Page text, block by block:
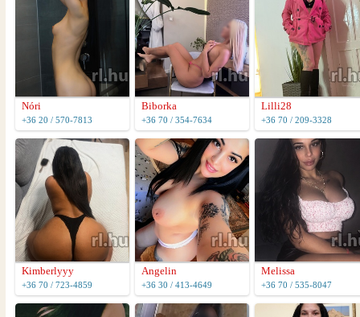
Nóri
+36 20 / 570-7813
Biborka
+36 70 / 354-7634
Lilli28
+36 70 / 209-3328
Kimberlyyy
+36 70 / 723-4859
Angelin
+36 30 / 413-4649
Melissa
+36 70 / 535-8047